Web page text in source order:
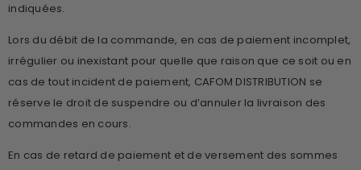
indiquées.
Lors du débit de la commande, en cas de paiement incomplet,
irrégulier ou inexistant pour quelle que raison que ce soit ou en
cas de tout incident de paiement, CAFOM DISTRIBUTION se
réserve le droit de suspendre ou d’annuler la livraison des
commandes en cours.
En cas de retard de paiement et de versement des sommes